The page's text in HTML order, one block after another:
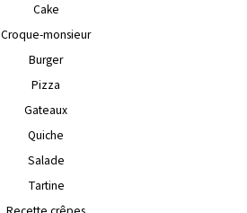
Cake
Croque-monsieur
Burger
Pizza
Gateaux
Quiche
Salade
Tartine